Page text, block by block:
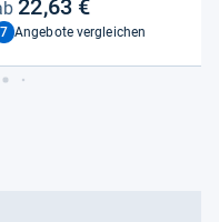
22,63 €
7 Angebote vergleichen